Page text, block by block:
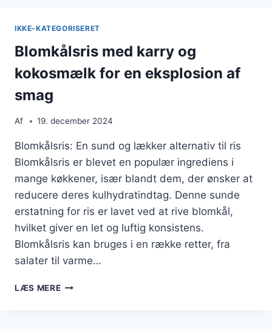
IKKE-KATEGORISERET
Blomkålsris med karry og
kokosmælk for en eksplosion af
smag
Af 19. december 2024
Blomkålsris: En sund og lækker alternativ til ris
Blomkålsris er blevet en populær ingrediens i
mange køkkener, især blandt dem, der ønsker at
reducere deres kulhydratindtag. Denne sunde
erstatning for ris er lavet ved at rive blomkål,
hvilket giver en let og luftig konsistens.
Blomkålsris kan bruges i en række retter, fra
salater til varme…
LÆS MEREBLOMKÅLSRIS